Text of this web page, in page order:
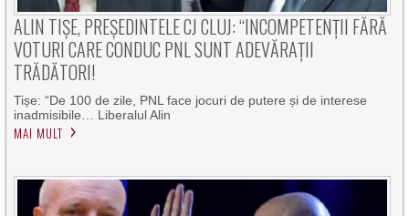
ALIN TIȘE, PREȘEDINTELE CJ CLUJ: “INCOMPETENȚII FĂRĂ
VOTURI CARE CONDUC PNL SUNT ADEVĂRAȚII
TRĂDĂTORI!
Tișe: “De 100 de zile, PNL face jocuri de putere și de interese
inadmisibile… Liberalul Alin
MAI MULT